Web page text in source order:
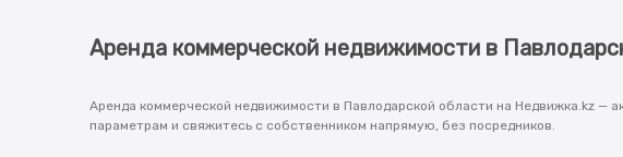
Аренда коммерческой недвижимости в
Аренда коммерческой недвижимости в Павлодарской области на Недвижка.kz —
параметрам и свяжитесь с собственником напрямую, без посредников.